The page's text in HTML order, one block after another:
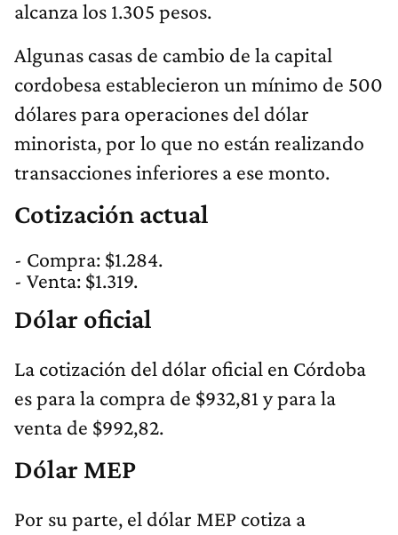
alcanza los 1.305 pesos.
Algunas casas de cambio de la capital
cordobesa establecieron un mínimo de 500
dólares para operaciones del dólar
minorista, por lo que no están realizando
transacciones inferiores a ese monto.
Cotización actual
- Compra: $1.284.
- Venta: $1.319.
Dólar oficial
La cotización del dólar oficial en Córdoba
es para la compra de $932,81 y para la
venta de $992,82.
Dólar MEP
Por su parte, el dólar MEP cotiza a